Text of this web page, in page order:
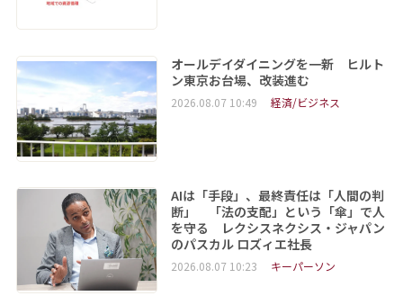
オールデイダイニングを一新 ヒルト
ン東京お台場、改装進む
2026.08.07 10:49 経済/ビジネス
AIは「手段」、最終責任は「人間の判
断」 「法の支配」という「傘」で人
を守る レクシスネクシス・ジャパン
のパスカル ロズィエ社長
2026.08.07 10:23 キーパーソン